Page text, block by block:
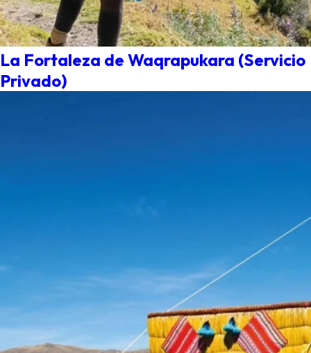
La Fortaleza de Waqrapukara (Servicio
Privado)